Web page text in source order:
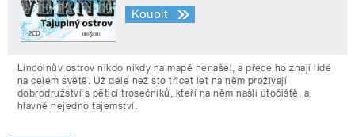
Koupit
Lincolnův ostrov nikdo nikdy na mapě nenašel, a přece ho znají lidé
na celém světě. Už déle než sto třicet let na něm prožívají
dobrodružství s pěticí trosečníků, kteří na něm našli útočiště, a
hlavně nejedno tajemství.